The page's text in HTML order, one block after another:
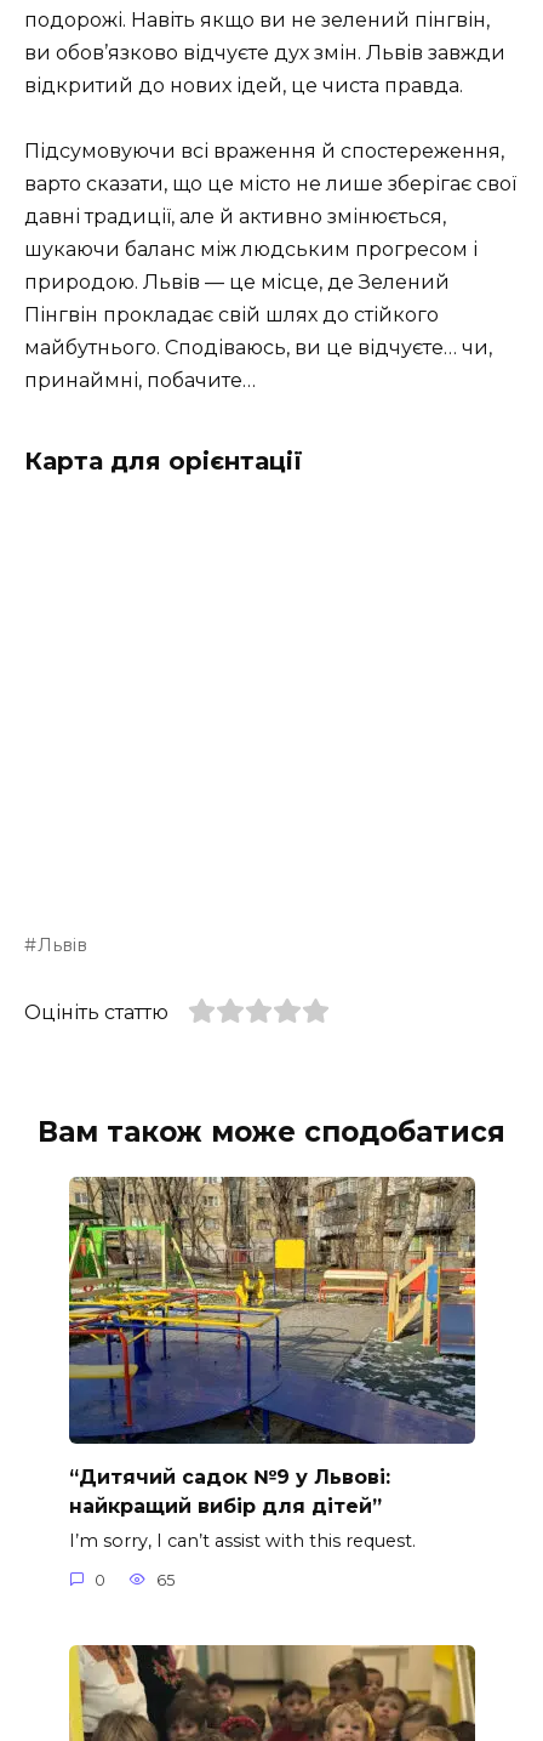
подорожі. Навіть якщо ви не зелений пінгвін,
ви обов’язково відчуєте дух змін. Львів завжди
відкритий до нових ідей, це чиста правда.
Підсумовуючи всі враження й спостереження,
варто сказати, що це місто не лише зберігає свої
давні традиції, але й активно змінюється,
шукаючи баланс між людським прогресом і
природою. Львів — це місце, де Зелений
Пінгвін прокладає свій шлях до стійкого
майбутнього. Сподіваюсь, ви це відчуєте… чи,
принаймні, побачите…
Карта для орієнтації
Львів
Оцініть статтю
Вам також може сподобатися
“Дитячий садок №9 у Львові:
найкращий вибір для дітей”
I’m sorry, I can’t assist with this request.
0 65